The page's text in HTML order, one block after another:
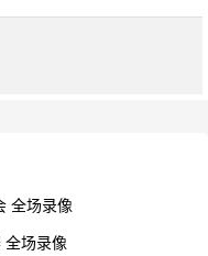
全场录像
全场录像